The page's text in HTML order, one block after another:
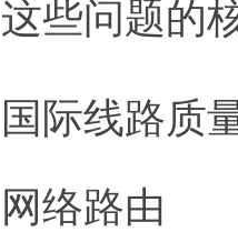
这些问题的
国际线路质
网络路由